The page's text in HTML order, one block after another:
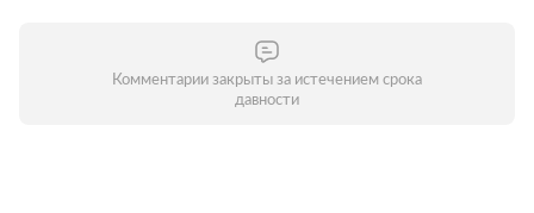
Комментарии закрыты за истечением срока
давности